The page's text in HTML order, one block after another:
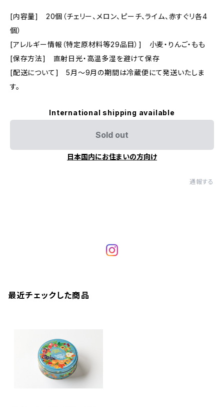
[内容量] 20個（チェリー、メロン、ピーチ、ライム、赤すぐリ各4
個）
[アレルギー情報（特定原材料等29品目）] 小麦・りんご・もも
[保存方法] 直射日光・高温多湿を避けて保存
[配送について] 5月～9月の期間は冷蔵便にて発送いたしま
す。
International shipping available
Sold out
日本国内にお住まいの方向け
通報する
最近チェックした商品